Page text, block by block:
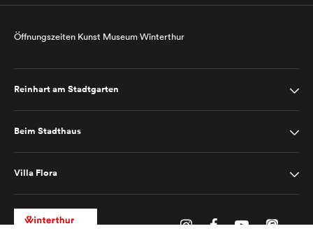
Öffnungszeiten Kunst Museum Winterthur
Reinhart am Stadtgarten
Beim Stadthaus
Villa Flora